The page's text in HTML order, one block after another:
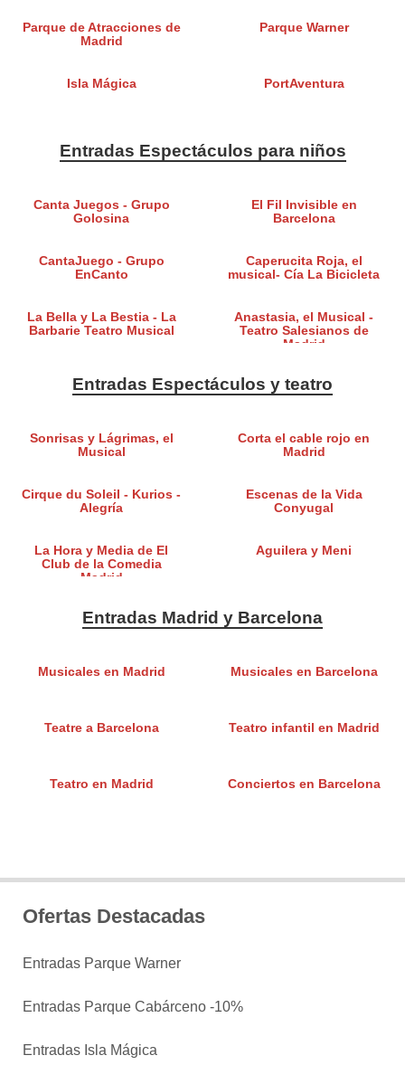
Parque de Atracciones de
Madrid
Parque Warner
Isla Mágica PortAventura
Entradas Espectáculos para niños
Canta Juegos - Grupo
Golosina
El Fil Invisible en
Barcelona
CantaJuego - Grupo
EnCanto
Caperucita Roja, el
musical- Cía La Bicicleta
La Bella y La Bestia - La
Barbarie Teatro Musical
Anastasia, el Musical -
Teatro Salesianos de
Madrid
Entradas Espectáculos y teatro
Sonrisas y Lágrimas, el
Musical
Corta el cable rojo en
Madrid
Cirque du Soleil - Kurios -
Alegría
Escenas de la Vida
Conyugal
La Hora y Media de El
Club de la Comedia
Madrid
Aguilera y Meni
Entradas Madrid y Barcelona
Musicales en Madrid Musicales en Barcelona
Teatre a Barcelona Teatro infantil en Madrid
Teatro en Madrid Conciertos en Barcelona
Ofertas Destacadas
Entradas Parque Warner
Entradas Parque Cabárceno -10%
Entradas Isla Mágica